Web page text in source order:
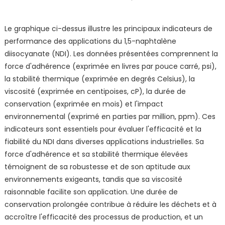
Le graphique ci-dessus illustre les principaux indicateurs de
performance des applications du 1,5-naphtalène
diisocyanate (NDI). Les données présentées comprennent la
force d'adhérence (exprimée en livres par pouce carré, psi),
la stabilité thermique (exprimée en degrés Celsius), la
viscosité (exprimée en centipoises, cP), la durée de
conservation (exprimée en mois) et l'impact
environnemental (exprimé en parties par million, ppm). Ces
indicateurs sont essentiels pour évaluer l'efficacité et la
fiabilité du NDI dans diverses applications industrielles. Sa
force d'adhérence et sa stabilité thermique élevées
témoignent de sa robustesse et de son aptitude aux
environnements exigeants, tandis que sa viscosité
raisonnable facilite son application. Une durée de
conservation prolongée contribue à réduire les déchets et à
accroître l'efficacité des processus de production, et un